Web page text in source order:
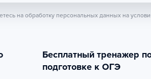
на обработку персональных данных на
Бесплатный тренажер
подготовке к ОГЭ